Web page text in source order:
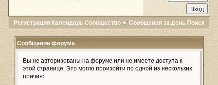
Регистрация КалендарьСообщество Сообщения за день Поиск
Сообщение форума
Вы не авторизованы на форуме или не имеете доступа к
этой странице. Это могло произойти по одной из нескольких
причин: